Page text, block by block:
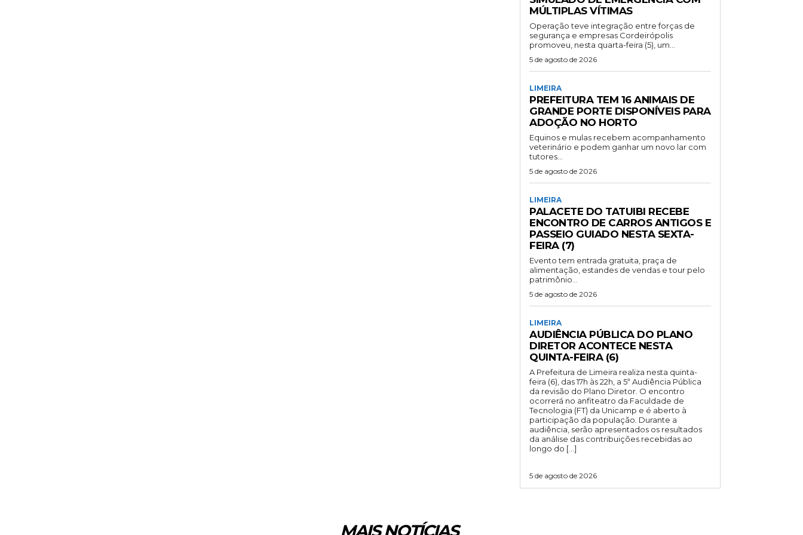
MÚLTIPLAS VÍTIMAS
Operação teve integração entre forças de
segurança e empresas Cordeirópolis
promoveu, nesta quarta-feira (5), um...
5 de agosto de 2026
LIMEIRA
PREFEITURA TEM 16 ANIMAIS DE
GRANDE PORTE DISPONÍVEIS PARA
ADOÇÃO NO HORTO
Equinos e mulas recebem acompanhamento
veterinário e podem ganhar um novo lar com
tutores...
5 de agosto de 2026
LIMEIRA
PALACETE DO TATUIBI RECEBE
ENCONTRO DE CARROS ANTIGOS E
PASSEIO GUIADO NESTA SEXTA-
FEIRA (7)
Evento tem entrada gratuita, praça de
alimentação, estandes de vendas e tour pelo
patrimônio...
5 de agosto de 2026
LIMEIRA
AUDIÊNCIA PÚBLICA DO PLANO
DIRETOR ACONTECE NESTA
QUINTA-FEIRA (6)
A Prefeitura de Limeira realiza nesta quinta-
feira (6), das 17h às 22h, a 5ª Audiência Pública
da revisão do Plano Diretor. O encontro
ocorrerá no anfiteatro da Faculdade de
Tecnologia (FT) da Unicamp e é aberto à
participação da população. Durante a
audiência, serão apresentados os resultados
da análise das contribuições recebidas ao
longo do […]
5 de agosto de 2026
MAIS NOTÍCIAS